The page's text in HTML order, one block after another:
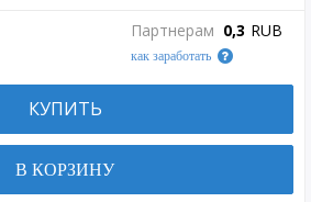
Партнерам 0,3 RUB
как заработать
КУПИТЬ
В КОРЗИНУ